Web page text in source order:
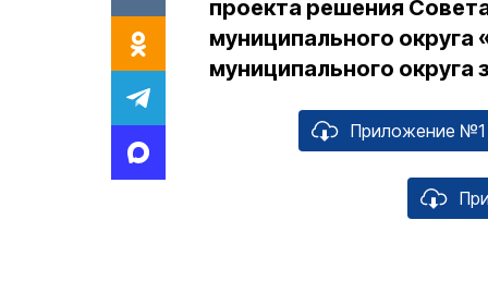
проекта решения
муниципального
муниципального округа
Приложение №1